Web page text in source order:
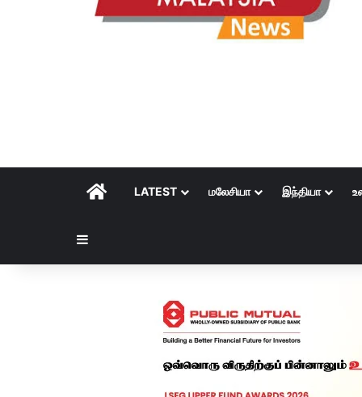
HOMELATEST மலேசியா இந்தியா